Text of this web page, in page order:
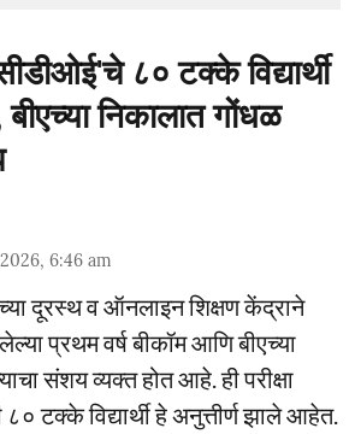
८० टक्के विद्यार्थी
निकालात गोंधळ
6:46 am
दूरस्थ व ऑनलाइन शिक्षण केंद्राने
प्रथम वर्ष बीकॉम आणि बीएच्या
संशय व्यक्त होत आहे. ही परीक्षा
८० टक्के विद्यार्थी हे अनुत्तीर्ण झाले आहेत.